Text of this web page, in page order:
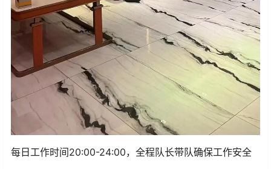
每日工作时间20:00-24:00，全程队长带队确保工作安全